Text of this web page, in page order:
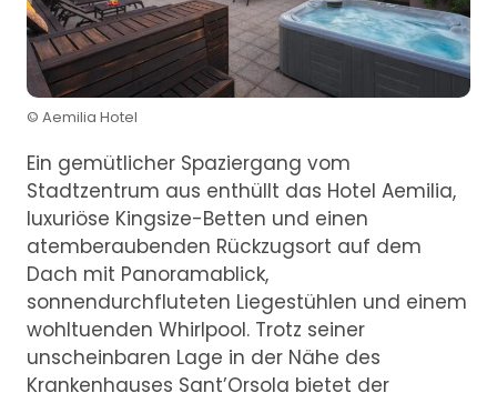
© Aemilia Hotel
Ein gemütlicher Spaziergang vom
Stadtzentrum aus enthüllt das Hotel Aemilia,
luxuriöse Kingsize-Betten und einen
atemberaubenden Rückzugsort auf dem
Dach mit Panoramablick,
sonnendurchfluteten Liegestühlen und einem
wohltuenden Whirlpool. Trotz seiner
unscheinbaren Lage in der Nähe des
Krankenhauses Sant’Orsola bietet der